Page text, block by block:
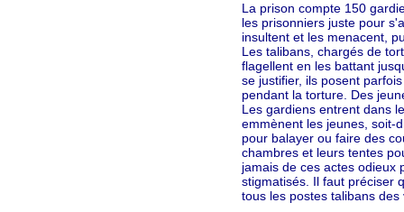
La prison compte 150
les prisonniers juste pour
insultent et les menacent,
Les talibans, chargés de
flagellent en les battant
se justifier, ils posent
pendant la torture. Des
Les gardiens entrent dans
emmènent les jeunes, soit-
pour balayer ou faire des
chambres et leurs tentes
jamais de ces actes odieux
stigmatisés. Il faut préciser
tous les postes talibans des